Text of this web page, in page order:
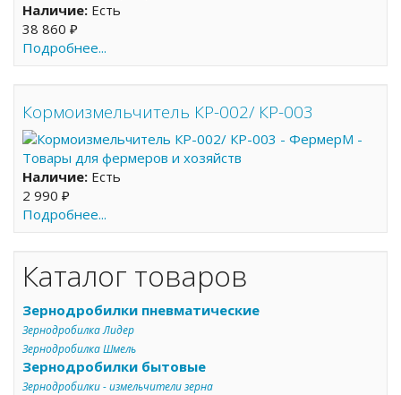
Наличие: Есть
38 860 ₽
Подробнее...
Кормоизмельчитель КР-002/ КР-003
Наличие: Есть
2 990 ₽
Подробнее...
Каталог товаров
Зернодробилки пневматические
Зернодробилка Лидер
Зернодробилка Шмель
Зернодробилки бытовые
Зернодробилки - измельчители зерна